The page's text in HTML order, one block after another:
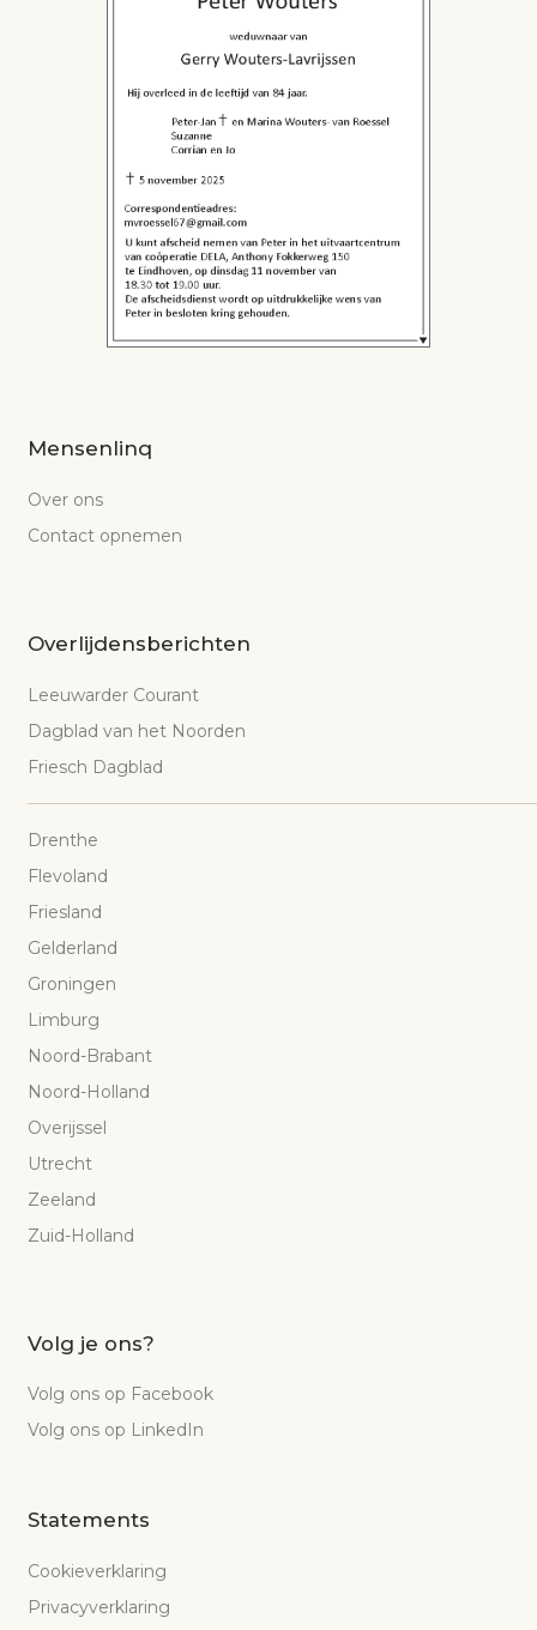
Mensenlinq
Over ons
Contact opnemen
Overlijdensberichten
Leeuwarder Courant
Dagblad van het Noorden
Friesch Dagblad
Drenthe
Flevoland
Friesland
Gelderland
Groningen
Limburg
Noord-Brabant
Noord-Holland
Overijssel
Utrecht
Zeeland
Zuid-Holland
Volg je ons?
Volg ons op Facebook
Volg ons op LinkedIn
Statements
Cookieverklaring
Privacyverklaring